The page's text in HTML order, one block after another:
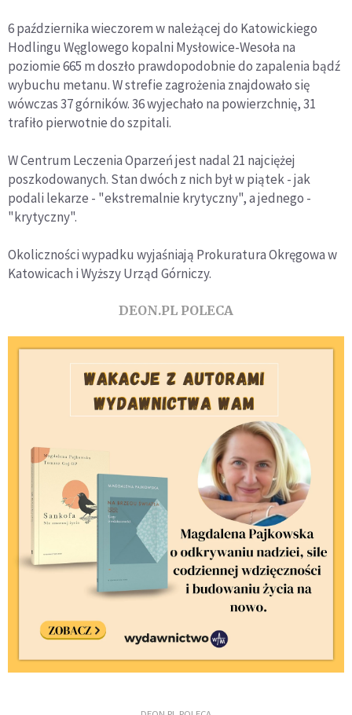
6 października wieczorem w należącej do Katowickiego
Hodlingu Węglowego kopalni Mysłowice-Wesoła na
poziomie 665 m doszło prawdopodobnie do zapalenia bądź
wybuchu metanu. W strefie zagrożenia znajdowało się
wówczas 37 górników. 36 wyjechało na powierzchnię, 31
trafiło pierwotnie do szpitali.
W Centrum Leczenia Oparzeń jest nadal 21 najciężej
poszkodowanych. Stan dwóch z nich był w piątek - jak
podali lekarze - "ekstremalnie krytyczny", a jednego -
"krytyczny".
Okoliczności wypadku wyjaśniają Prokuratura Okręgowa w
Katowicach i Wyższy Urząd Górniczy.
DEON.PL POLECA